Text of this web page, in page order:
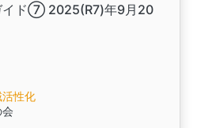
イド⑦ 2025(R7)年9月20
活性化